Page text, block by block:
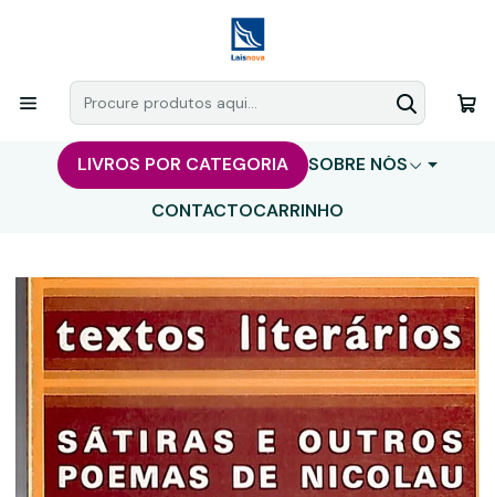
LIVROS POR CATEGORIA
SOBRE NÓS
CONTACTOCARRINHO